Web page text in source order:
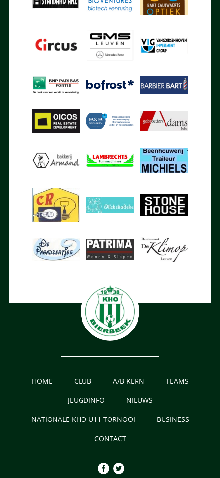
HOME CLUB A/B KERN TEAMS
JEUGDINFO NIEUWS
NATIONALE KHO U11 TORNOOI BUSINESS
CONTACT